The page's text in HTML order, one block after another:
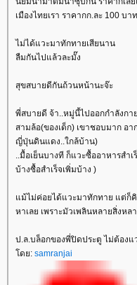
เมืองไทยเรา ราคากก.ละ 100 บา
ไม่ได้แวะมาทักทายเสียนาน
ลืมกันไปแล้วละมั๊ง
สุขสบายดีกันถ้วนหน้านะจ๊ะ
พี่สบายดี จ้า..หมู่นี้ไปออกกำลังก
สามล้อ(ของเด็ก) เขาชอบมาก อ
ญี่ปุ่นดินแดง..ใกล้บ้าน)
..มื้อเย็นบางที ก็แวะซื้ออาหารสำเ
บ้างซื้อสำเร็จเพิ่มบ้าง )
ม้ไม่ค่อยได้แวะมาทักทาย แต่ก็คิ
หาเลย เพราะมัวเพลินหลายสิ่งหล
ป.ล.บล็อกของพี่ปิดประตู ไม่ต้องแ
ดย: samranjai